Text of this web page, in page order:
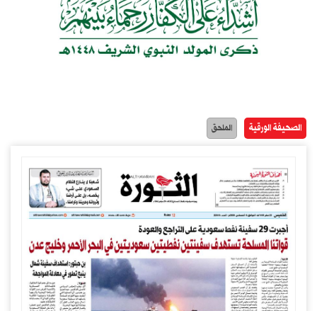
الصحيفة الورقية الملحق